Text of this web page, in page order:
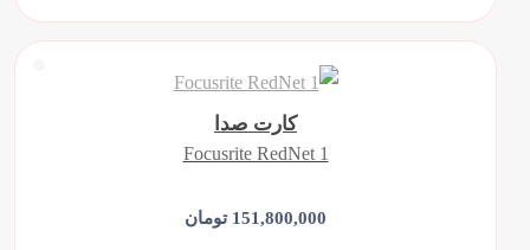
کارت صدا
Focusrite RedNet 1
151,800,000 تومان